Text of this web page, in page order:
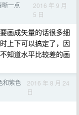
一点
2016 年 9 月
5 日
画成矢量的话很多细
上下可以搞定了，因
知道水平比较差的画
和紫色
2016 年 8 月 24
日